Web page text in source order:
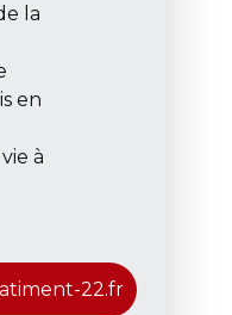
la
en
à
22.fr